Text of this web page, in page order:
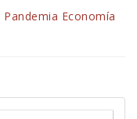
Pandemia Economía